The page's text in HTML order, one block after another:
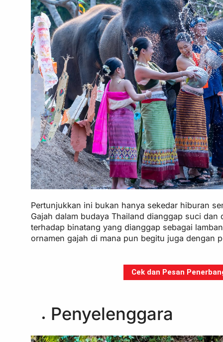
Pertunjukkan ini bukan hanya sekedar hiburan
Gajah dalam budaya Thailand dianggap suci
terhadap binatang yang dianggap sebagai
ornamen gajah di mana pun begitu juga dengan
Cek dan Pesan
Penyelenggara